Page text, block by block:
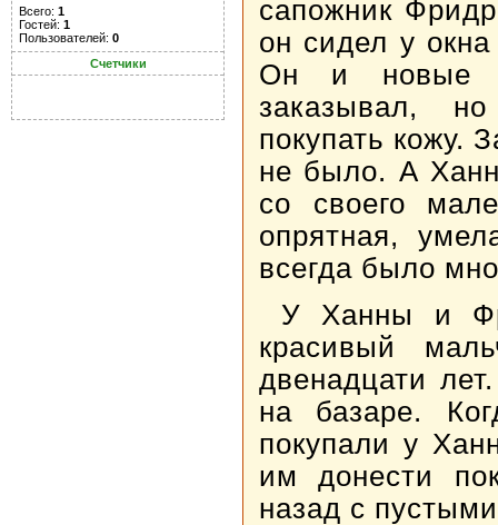
Всего: 1
Гостей: 1
Пользователей: 0
Счетчики
сапожник
он сидел у
Он и новые
заказывал,
покупать кожу.
не было. А
со своего
опрятная,
всегда было
У Ханны и
красивый
двенадцати
на базаре.
покупали у
им донести
назад с